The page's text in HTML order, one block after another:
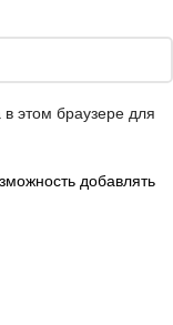
этом браузере для
добавлять